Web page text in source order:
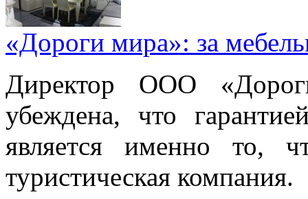
«Дороги мира»: за
Директор ООО
убеждена, что
является именно то,
туристическая компания.